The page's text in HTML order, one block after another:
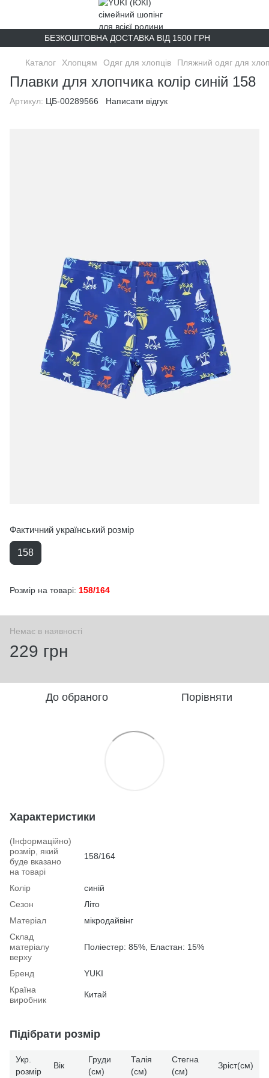
БЕЗКОШТОВНА ДОСТАВКА ВІД 1500 ГРН
Каталог Хлопцям Одяг для хлопців Пляжний одяг для
Плавки для хлопчика колір синій 158
Артикул: ЦБ-00289566 Написати відгук
Фактичний український розмір
158
Розмір на товарі: 158/164
Немає в наявності
229 грн
До обраного Порівняти
Характеристики
(Інформаційно)
розмір, який
буде вказано
на товарі
158/164
Колір
синій
Сезон
Літо
Матеріал
мікродайвінг
Склад
матеріалу
верху
Поліестер: 85%, Еластан: 15%
Бренд
YUKI
Країна
виробник
Китай
Підібрати розмір
Укр.
розмір
Вік
Груди
(см)
Талія
(см)
Стегна
(см)
Зріст(см)